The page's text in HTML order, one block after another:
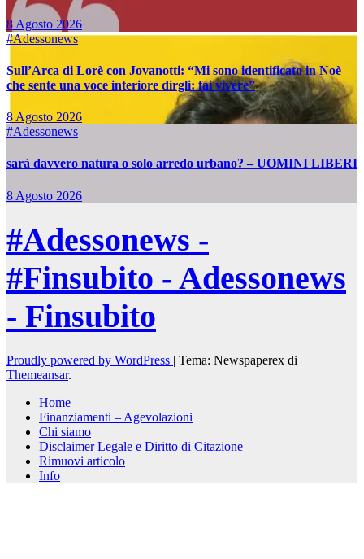
8 Agosto 2026
#Adessonews
Sull’Arca di Lorè con Jovanotti: “Mi sono identificato in Noè
che sente una voce interiore dirgli: fai vivere”
8 Agosto 2026
#Adessonews
sarà davvero natura o solo arredo urbano? – UOMINI LIBERI
8 Agosto 2026
#Adessonews -
#Finsubito - Adessonews
- Finsubito
Proudly powered by WordPress | Tema: Newspaperex di
Themeansar.
Home
Finanziamenti – Agevolazioni
Chi siamo
Disclaimer Legale e Diritto di Citazione
Rimuovi articolo
Info